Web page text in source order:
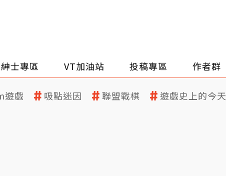
紳士專區 VT加油站 投稿專區 作者群
遊戲 吸點迷因 聯盟戰棋 遊戲史上的今天